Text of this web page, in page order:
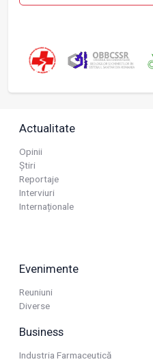
Actualitate
Opinii
Știri
Reportaje
Interviuri
Internaționale
Evenimente
Reuniuni
Diverse
Business
Industria Farmaceutică